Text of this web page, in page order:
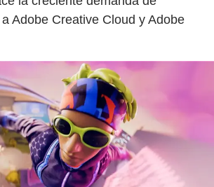
Adobe Creative Cloud y Adobe